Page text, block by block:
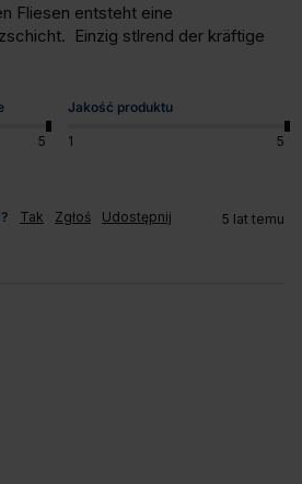
Fliesen entsteht eine
Einzig stlrend der kräftige
5
Jakość produktu
1 5
Tak Zgłoś Udostępnij 5 lat temu